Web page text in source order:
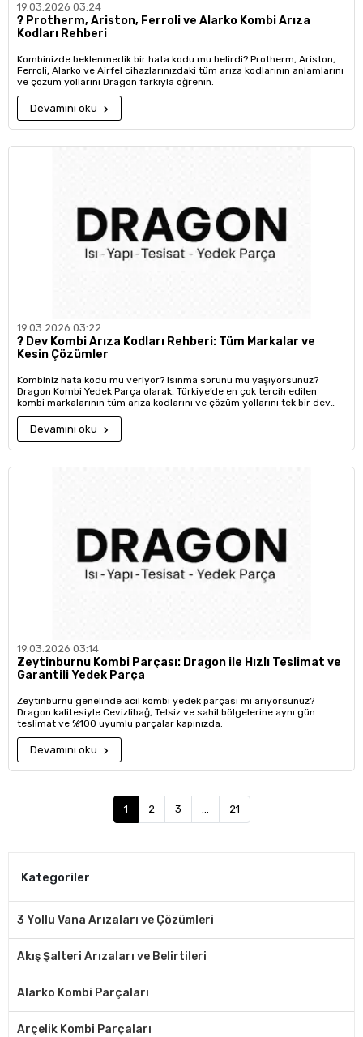
19.03.2026 03:24
?️ Protherm, Ariston, Ferroli ve Alarko Kombi Arıza
Kodları Rehberi
Kombinizde beklenmedik bir hata kodu mu belirdi? Protherm, Ariston,
Ferroli, Alarko ve Airfel cihazlarınızdaki tüm arıza kodlarının anlamlarını
ve çözüm yollarını Dragon farkıyla öğrenin.
Devamını oku
19.03.2026 03:22
?️ Dev Kombi Arıza Kodları Rehberi: Tüm Markalar ve
Kesin Çözümler
Kombiniz hata kodu mu veriyor? Isınma sorunu mu yaşıyorsunuz?
Dragon Kombi Yedek Parça olarak, Türkiye’de en çok tercih edilen
kombi markalarının tüm arıza kodlarını ve çözüm yollarını tek bir dev
rehberde topladık.
Devamını oku
19.03.2026 03:14
Zeytinburnu Kombi Parçası: Dragon ile Hızlı Teslimat ve
Garantili Yedek Parça
Zeytinburnu genelinde acil kombi yedek parçası mı arıyorsunuz?
Dragon kalitesiyle Cevizlibağ, Telsiz ve sahil bölgelerine aynı gün
teslimat ve %100 uyumlu parçalar kapınızda.
Devamını oku
1 2 3 ... 21
Kategoriler
3 Yollu Vana Arızaları ve Çözümleri
Akış Şalteri Arızaları ve Belirtileri
Alarko Kombi Parçaları
Arçelik Kombi Parçaları